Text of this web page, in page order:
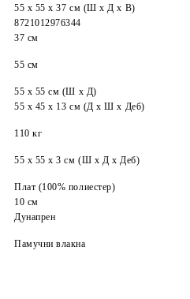
55 x 55 x 37 см (Ш x Д x В)
8721012976344
37 см
55 см
55 x 55 cм (Ш x Д)
55 x 45 x 13 см (Д х Ш x Деб)
110 кг
55 x 55 x 3 см (Ш x Д x Деб)
Плат (100% полиестер)
10 см
Дунапрен
Памучни влакна